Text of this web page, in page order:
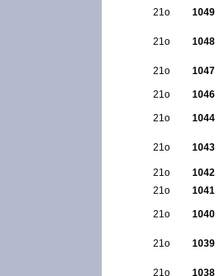
21ο 1049
21ο 1048
21ο 1047
21ο
1046
21ο 1044
21ο 1043
21ο
1042
21ο
1041
21ο 1040
21ο 1039
21ο 1038